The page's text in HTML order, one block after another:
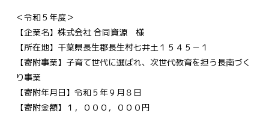
＜令和５年度＞
【企業名】株式会社 合同資源 様
【所在地】千葉県長生郡長生村七井土１５４５－１
【寄附事業】子育て世代に選ばれ、次世代教育を担う長南づく
り事業
【寄附年月日】令和５年９月８日
【寄附金額】１，０００，０００円